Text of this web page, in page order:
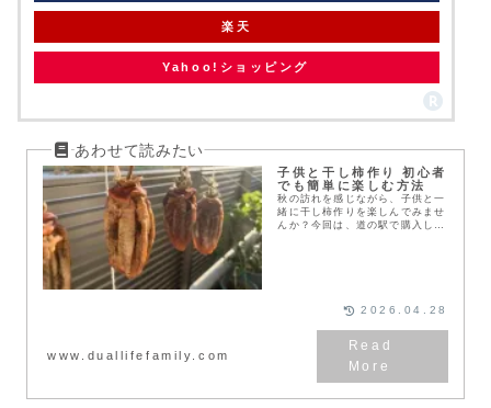
楽天
Yahoo!ショッピング
子供と干し柿作り 初心者
でも簡単に楽しむ方法
秋の訪れを感じながら、子供と一
緒に干し柿作りを楽しんでみませ
んか？今回は、道の駅で購入した
www.duallifefamily.com
2026.04.28